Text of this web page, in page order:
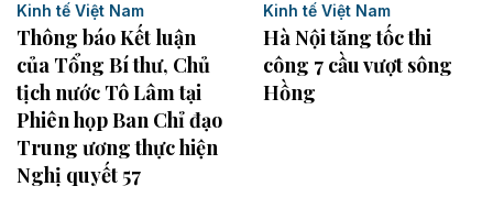
Kinh tế Việt Nam
Thông báo Kết luận
của Tổng Bí thư, Chủ
tịch nước Tô Lâm tại
Phiên họp Ban Chỉ đạo
Trung ương thực hiện
Nghị quyết 57
Kinh tế Việt Nam
Hà Nội tăng tốc thi
công 7 cầu vượt sông
Hồng